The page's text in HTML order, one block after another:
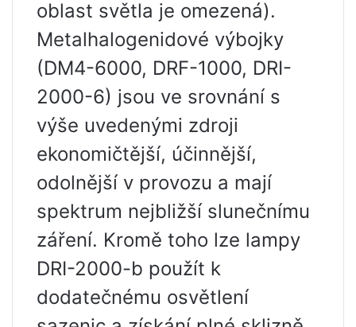
oblast světla je omezená).
Metalhalogenidové výbojky
(DM4-6000, DRF-1000, DRI-
2000-6) jsou ve srovnání s
výše uvedenými zdroji
ekonomičtější, účinnější,
odolnější v provozu a mají
spektrum nejbližší slunečnímu
záření. Kromě toho lze lampy
DRI-2000-b použít k
dodatečnému osvětlení